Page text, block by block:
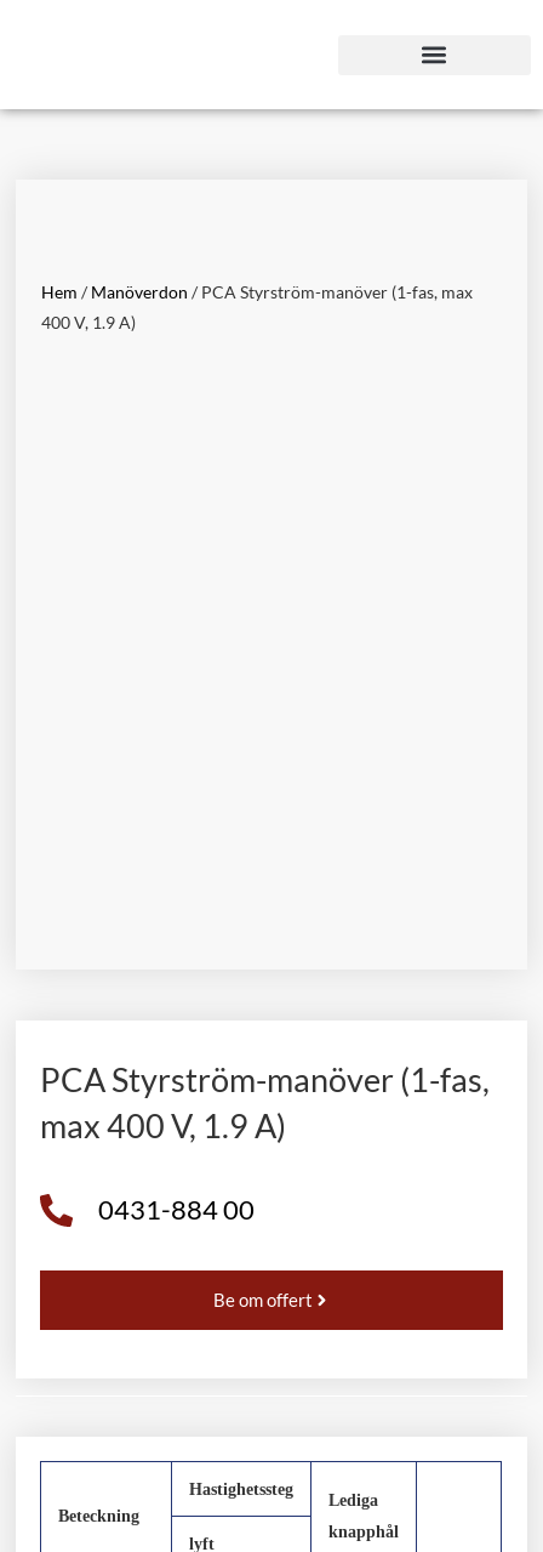
Hem /Manöverdon / PCA Styrström-manöver (1-fas, max
400 V, 1.9 A)
PCA Styrström-manöver (1-fas,
max 400 V, 1.9 A)
0431-884 00
Be om offert
Beteckning
Hastighetssteg
Lediga
knapphål
lyft